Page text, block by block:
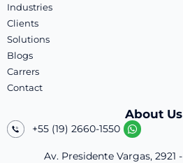
Industries
Clients
Solutions
Blogs
Carrers
Contact
About Us
+55 (19) 2660-1550
Av. Presidente Vargas, 2921 -